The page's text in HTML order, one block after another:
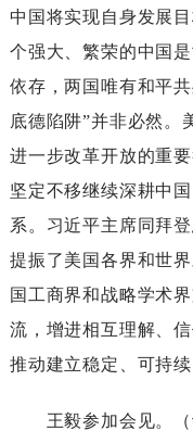
中国将实现自身发展
个强大、繁荣的中国
依存，两国唯有和平
底德陷阱”并非必然。
进一步改革开放的重
坚定不移继续深耕中
系。习近平主席同拜
提振了美国各界和世
国工商界和战略学术
流，增进相互理解、
推动建立稳定、可持
王毅参加会见。